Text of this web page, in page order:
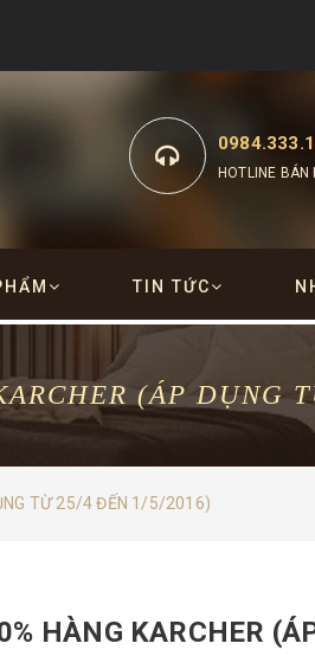
HOTLINE BÁN
TIN TỨC
(ÁP DỤNG
TỪ 25/4 ĐẾN 1/5/2016)
HÀNG KARCHER